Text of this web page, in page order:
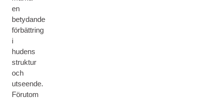
en
betydande
förbättring
i
hudens
struktur
och
utseende.
Förutom